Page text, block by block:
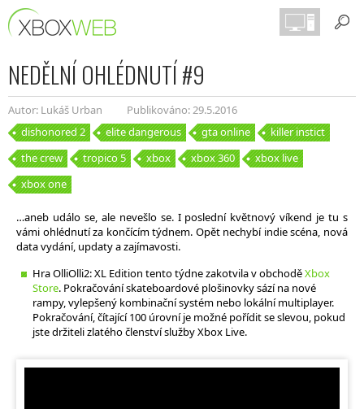
NEDĚLNÍ OHLÉDNUTÍ #9
Autor: Lukáš Urban
Publikováno: 29.5.2016
dishonored 2
elite dangerous gta online
killer instict
the crew
tropico 5 xbox xbox 360
xbox live
xbox one
…aneb událo se, ale nevešlo se. I poslední květnový víkend je tu s
vámi ohlédnutí za končícím týdnem. Opět nechybí indie scéna, nová
data vydání, updaty a zajímavosti.
Hra OlliOlli2: XL Edition tento týdne zakotvila v obchoděXbox
Store. Pokračování skateboardové plošinovky sází na nové
rampy, vylepšený kombinační systém nebo lokální multiplayer.
Pokračování, čítající 100 úrovní je možné pořídit se slevou, pokud
jste držiteli zlatého členství služby Xbox Live.